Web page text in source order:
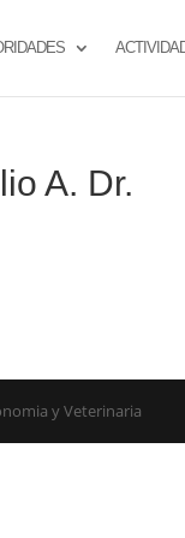
A. Dr.
y Veterinaria